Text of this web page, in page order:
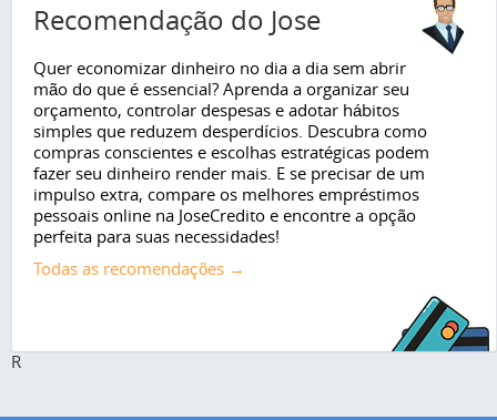
Recomendação do Jose
Quer economizar dinheiro no dia a dia sem abrir
mão do que é essencial? Aprenda a organizar seu
orçamento, controlar despesas e adotar hábitos
simples que reduzem desperdícios. Descubra como
compras conscientes e escolhas estratégicas podem
fazer seu dinheiro render mais. E se precisar de um
impulso extra, compare os melhores empréstimos
pessoais online na JoseCredito e encontre a opção
perfeita para suas necessidades!
Todas as recomendações →
R